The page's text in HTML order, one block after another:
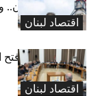
اقتصاد لبنان
طريقها إلى لبنان..
متوجباتها
اقتصاد لبنان
لجنة المال تقرّ فتح
موازنة 2026